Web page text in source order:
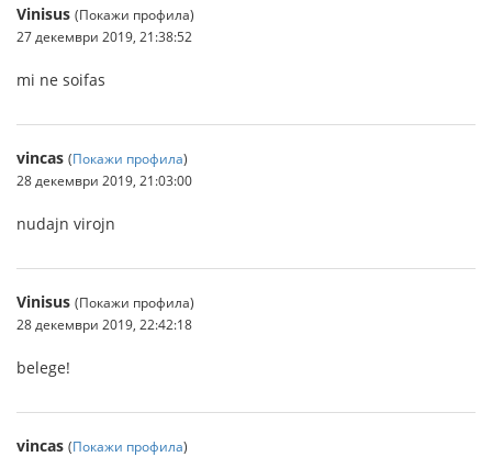
Vinisus (Покажи профила)
27 декември 2019, 21:38:52
mi ne soifas
vincas (Покажи профила)
28 декември 2019, 21:03:00
nudajn virojn
Vinisus (Покажи профила)
28 декември 2019, 22:42:18
belege!
vincas (Покажи профила)